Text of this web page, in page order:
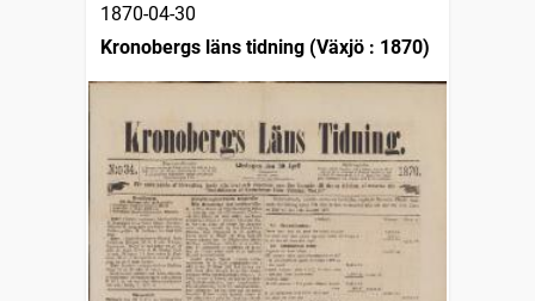
1870-04-30
Kronobergs läns tidning (Växjö : 1870)